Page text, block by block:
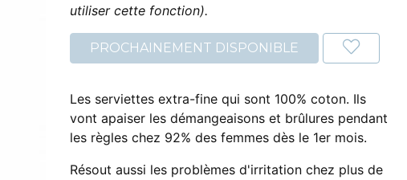
utiliser cette fonction).
PROCHAINEMENT DISPONIBLE
Les serviettes extra-fine qui sont 100% coton. Ils
vont apaiser les démangeaisons et brûlures pendant
les règles chez 92% des femmes dès le 1er mois.
Résout aussi les problèmes d'irritation chez plus de